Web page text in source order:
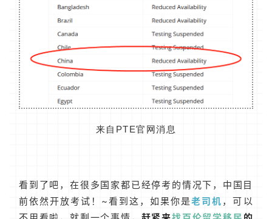
来自PTE官网消息
看到了吧，在很多国家都已经停考的情况下，中国目
前依然开放考试！~看到这，如果你是老司机 ，可以